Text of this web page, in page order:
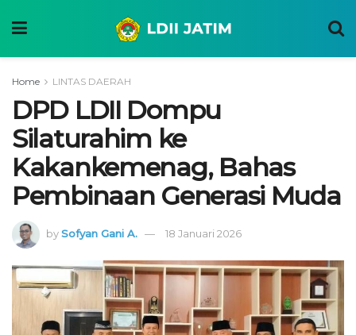
Home LINTAS DAERAH
DPD LDII Dompu
Silaturahim ke
Kakankemenag, Bahas
Pembinaan Generasi Muda
bySofyan Gani A. 18 Januari 2026